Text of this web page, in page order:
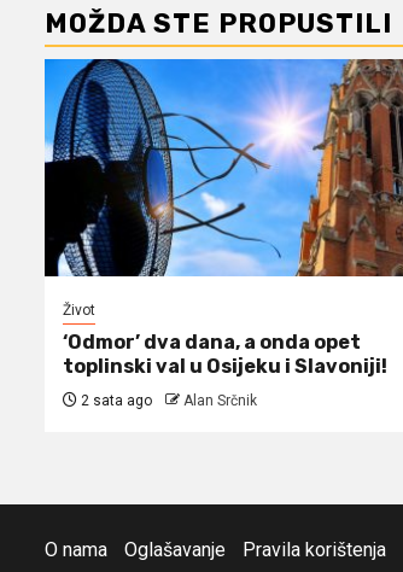
MOŽDA STE PROPUSTILI
Život
‘Odmor’ dva dana, a onda opet
toplinski val u Osijeku i Slavoniji!
2 sata ago Alan Srčnik
O nama Oglašavanje Pravila korištenja